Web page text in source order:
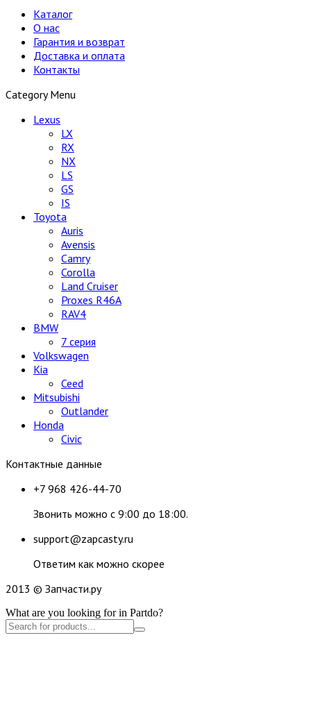
Каталог
О нас
Гарантия и возврат
Доставка и оплата
Контакты
Category Menu
Lexus
LX
RX
NX
LS
GS
IS
Toyota
Auris
Avensis
Camry
Corolla
Land Cruiser
Proxes R46A
RAV4
BMW
7 серия
Volkswagen
Kia
Ceed
Mitsubishi
Outlander
Honda
Civic
Контактные данные
+7 968 426-44-70
Звонить можно с 9:00 до 18:00.
support@zapcasty.ru
Ответим как можно скорее
2013 © Запчасти.ру
What are you looking for in Partdo?